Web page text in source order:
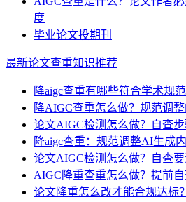
度
毕业论文投期刊
最新论文查重知识推荐
降aigc查重有哪些符合学术规
降AIGC查重怎么做？规范调
论文AIGC检测怎么做？自查
降aigc查重：规范调整AI生成
论文AIGC检测怎么做？自查
AIGC降重查重怎么做？提前
论文降重怎么改才能合规达标？